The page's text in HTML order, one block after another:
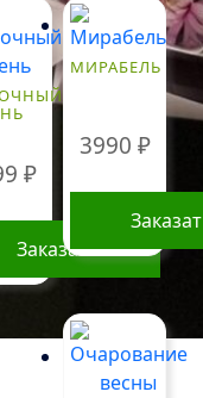
₽
Заказать
МИРАБЕЛЬ
3990 ₽